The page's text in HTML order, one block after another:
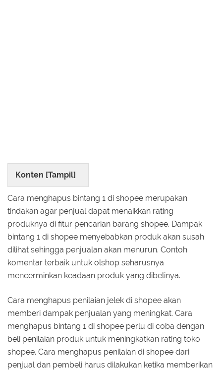
Konten [Tampil]
Cara menghapus bintang 1 di shopee merupakan
tindakan agar penjual dapat menaikkan rating
produknya di fitur pencarian barang shopee. Dampak
bintang 1 di shopee menyebabkan produk akan susah
dilihat sehingga penjualan akan menurun. Contoh
komentar terbaik untuk olshop seharusnya
mencerminkan keadaan produk yang dibelinya.
Cara menghapus penilaian jelek di shopee akan
memberi dampak penjualan yang meningkat. Cara
menghapus bintang 1 di shopee perlu di coba dengan
beli penilaian produk untuk meningkatkan rating toko
shopee. Cara menghapus penilaian di shopee dari
penjual dan pembeli harus dilakukan ketika memberikan